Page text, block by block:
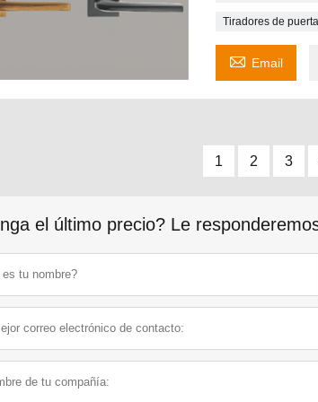
Tiradores de
 Email
1 2 3
el último precio? Le